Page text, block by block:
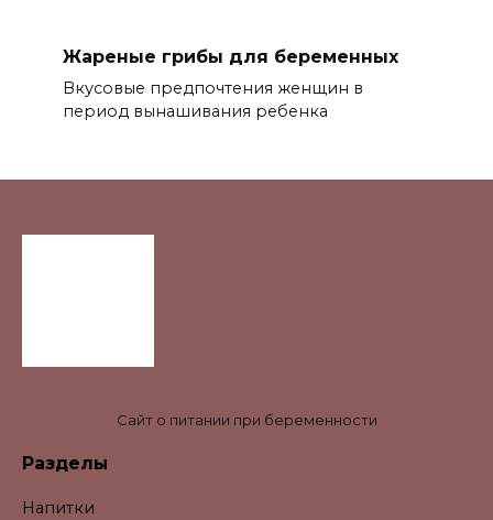
Жареные грибы для беременных
Вкусовые предпочтения женщин в
период вынашивания ребенка
Сайт о питании при беременности
Разделы
Напитки